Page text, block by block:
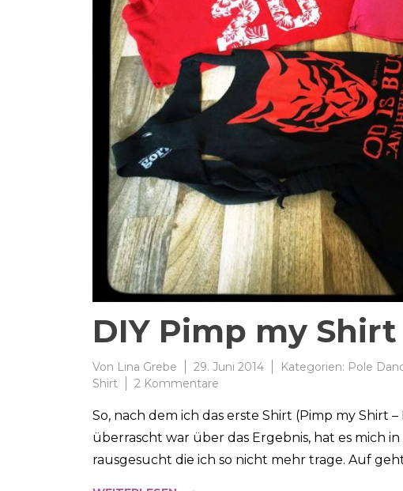
DIY Pimp my Shirt
Von Lina Grebe 29. Juni 2014 Kategorien: Pole
Shirt
2 Kommentare
Pimp
my
#2:
So, nach dem ich das erste Shirt (Pimp my Shirt
überrascht war über das Ergebnis, hat es mich
rausgesucht die ich so nicht mehr trage. Auf